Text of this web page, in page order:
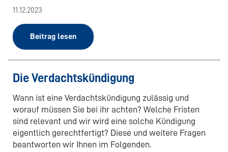
11.12.2023
Beitrag lesen
Die Verdachtskündigung
Wann ist eine Verdachtskündigung zulässig und
worauf müssen Sie bei ihr achten? Welche Fristen
sind relevant und wir wird eine solche Kündigung
eigentlich gerechtfertigt? Diese und weitere Fragen
beantworten wir Ihnen im Folgenden.